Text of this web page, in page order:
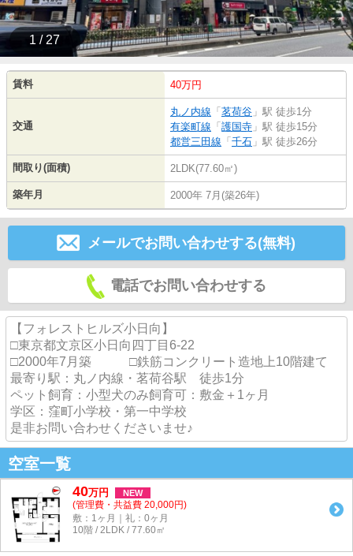
1 / 27
賃料 40万円
交通
丸ノ内線 「 茗荷谷 」駅 徒歩1分
有楽町線 「 護国寺 」駅 徒歩15分
都営三田線 「 千石 」駅 徒歩26分
間取り(面積) 2LDK(77.60㎡)
築年月 2000年 7月(築26年)
メールでお問い合わせする(無料)
電話でお問い合わせする
【フォレストヒルズ小日向】
□東京都文京区小日向四丁目6-22
□2000年7月築 □鉄筋コンクリート造地上10階建て
最寄り駅：丸ノ内線・茗荷谷駅 徒歩1分
ペット飼育：小型犬のみ飼育可：敷金＋1ヶ月
学区：窪町小学校・第一中学校
是非お問い合わせくださいませ♪
空室一覧
40万円 NEW
(管理費・共益費 20,000円)
敷：1ヶ月｜礼：0ヶ月
10階 / 2LDK / 77.60㎡